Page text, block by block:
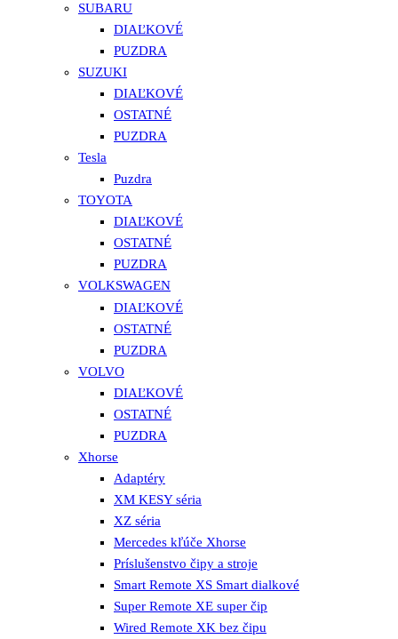
SUBARU
DIAĽKOVÉ
PUZDRA
SUZUKI
DIAĽKOVÉ
OSTATNÉ
PUZDRA
Tesla
Puzdra
TOYOTA
DIAĽKOVÉ
OSTATNÉ
PUZDRA
VOLKSWAGEN
DIAĽKOVÉ
OSTATNÉ
PUZDRA
VOLVO
DIAĽKOVÉ
OSTATNÉ
PUZDRA
Xhorse
Adaptéry
XM KESY séria
XZ séria
Mercedes kľúče Xhorse
Príslušenstvo čipy a stroje
Smart Remote XS Smart dialkové
Super Remote XE super čip
Wired Remote XK bez čipu